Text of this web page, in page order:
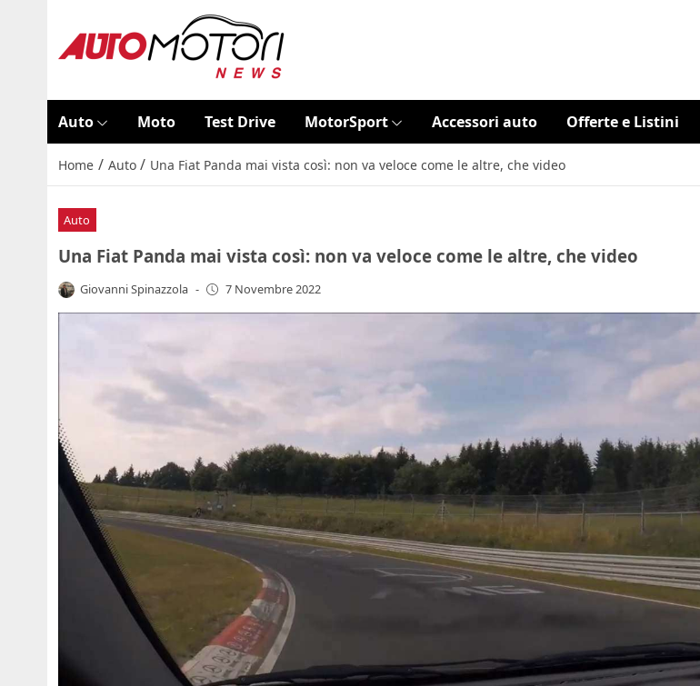
Auto Moto Test Drive MotorSport Accessori auto Offerte e Listini
Home / Auto / Una Fiat Panda mai vista così: non va veloce come le altre, che video
Auto
Una Fiat Panda mai vista così: non va veloce come le altre, che video
Giovanni Spinazzola - 7 Novembre 2022